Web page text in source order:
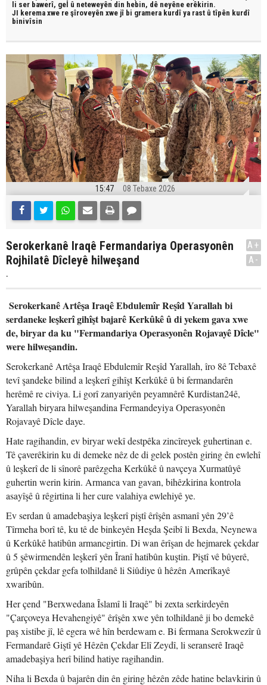
li ser bawerî, gel û neteweyên din hebin, dê neyêne erêkirin.
JI kerema xwe re şîroveyên xwe jî bi gramera kurdî ya rast û tîpên kurdî
binivîsin
15:47 08 Tebaxe 2026
Serokerkanê Iraqê Fermandariya Operasyonên
Rojhilatê Dîcleyê hilweşand
.
A+
A-
Serokerkanê Artêşa Iraqê Ebdulemîr Reşîd Yarallah bi
serdaneke leşkerî gihîşt bajarê Kerkûkê û di yekem gava xwe
de, biryar da ku "Fermandariya Operasyonên Rojavayê Dîcle"
were hilweşandin.
Serokerkanê Artêşa Iraqê Ebdulemîr Reşîd Yarallah, îro 8ê Tebaxê
tevî şandeke bilind a leşkerî gihîşt Kerkûkê û bi fermandarên
herêmê re civiya. Li gorî zanyariyên peyamnêrê Kurdistan24ê,
Yarallah biryara hilweşandina Fermandeyiya Operasyonên
Rojavayê Dîcle daye.
Hate ragihandin, ev biryar wekî destpêka zincîreyek guhertinan e.
Tê çaverêkirin ku di demeke nêz de di gelek postên giring ên ewlehî
û leşkerî de li sînorê parêzgeha Kerkûkê û navçeya Xurmatûyê
guhertin werin kirin. Armanca van gavan, bihêzkirina kontrola
asayîşê û rêgirtina li her cure valahiya ewlehiyê ye.
Ev serdan û amadebaşiya leşkerî piştî êrîşên asmanî yên 29’ê
Tîrmeha borî tê, ku tê de binkeyên Heşda Şeibî li Bexda, Neynewa
û Kerkûkê hatibûn armancgirtin. Di wan êrîşan de hejmarek çekdar
û 5 şêwirmendên leşkerî yên Îranî hatibûn kuştin. Piştî vê bûyerê,
grûpên çekdar gefa tolhildanê li Siûdiye û hêzên Amerîkayê
xwaribûn.
Her çend "Berxwedana Îslamî li Iraqê" bi zexta serkirdeyên
"Çarçoveya Hevahengiyê" êrîşên xwe yên tolhildanê ji bo demekê
paş xistibe jî, lê egera wê hîn berdewam e. Bi fermana Serokwezîr û
Fermandarê Giştî yê Hêzên Çekdar Elî Zeydî, li seranserê Iraqê
amadebaşiya herî bilind hatiye ragihandin.
Niha li Bexda û bajarên din ên giring hêzên zêde hatine belavkirin û